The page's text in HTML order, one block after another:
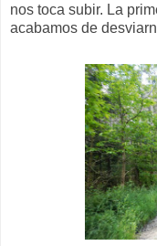
nos toca subir. La
acabamos de